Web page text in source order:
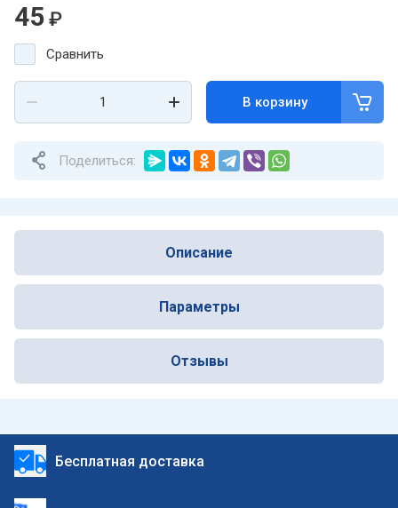
45 ₽
Сравнить
В корзину
Поделиться:
Описание
Параметры
Отзывы
Бесплатная доставка